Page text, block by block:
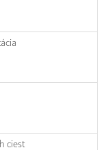
ciest